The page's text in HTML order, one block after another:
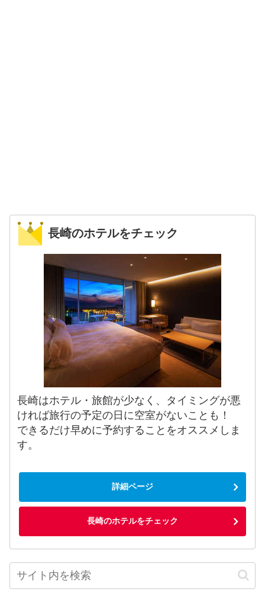
長崎のホテルをチェック
長崎はホテル・旅館が少なく、タイミングが悪
ければ旅行の予定の日に空室がないことも！
できるだけ早めに予約することをオススメしま
す。
詳細ページ
長崎のホテルをチェック